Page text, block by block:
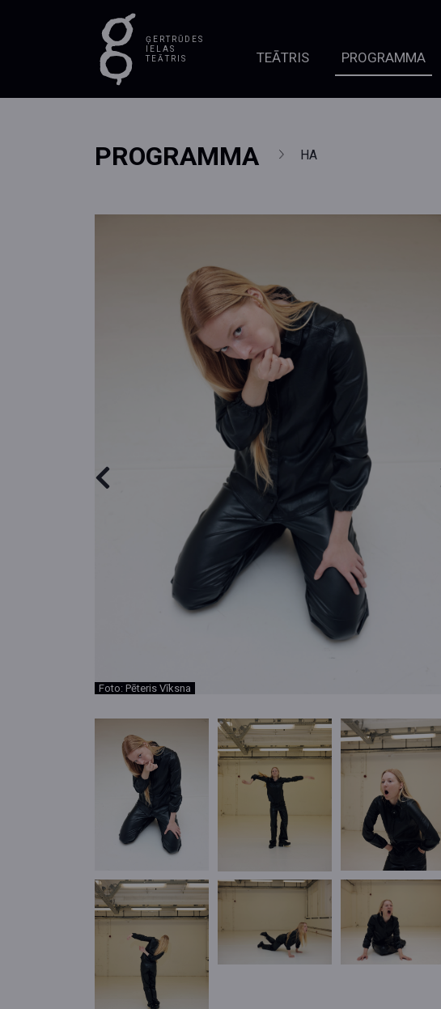
ĢERTRŪDES
IELAS
TEĀTRIS
TEĀTRIS PROGRAMMA
PROGRAMMA HA
Foto: Pēteris Vīksna